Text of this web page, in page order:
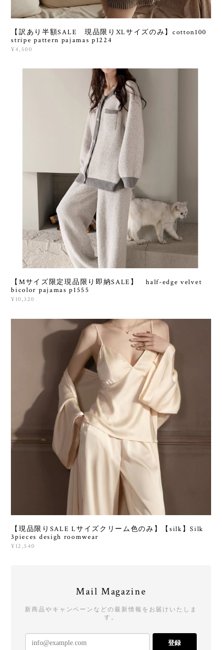
【訳あり半額SALE 現品限りXLサイズのみ】cotton100
stripe pattern pajamas p1224
¥4,500
【Mサイズ限定現品限り即納SALE】 half-edge velvet
bicolor pajamas p1555
¥10,320
【現品限りSALE Lサイズクリーム色のみ】【silk】Silk
3pieces desigh roomwear
¥12,540
Mail Magazine
新商品やキャンペーンなどの最新情報をお届けいたしま
す。
登録